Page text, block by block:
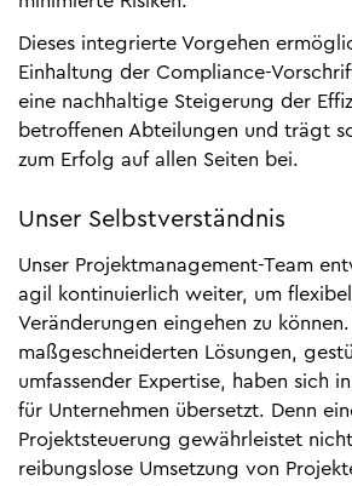
Dieses integrierte Vorgehen
Einhaltung der Compliance-
eine nachhaltige Steigerung der
betroffenen Abteilungen und trägt
zum Erfolg auf allen Seiten bei.
Unser Selbstverständnis
Unser Projektmanagement-Team
agil kontinuierlich weiter, um
Veränderungen eingehen zu
maßgeschneiderten Lösungen,
umfassender Expertise, haben sich
für Unternehmen übersetzt. Denn
Projektsteuerung gewährleistet
reibungslose Umsetzung von